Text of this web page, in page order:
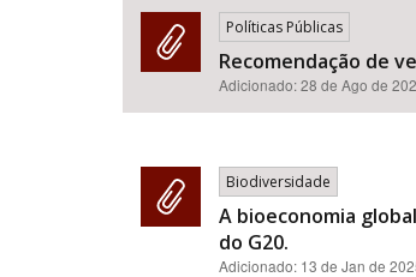
Políticas Públicas
Recomendação de
Adicionado:28 de Ago de
Biodiversidade
A bioeconomia
do G20.
Adicionado: 13 de Jan de